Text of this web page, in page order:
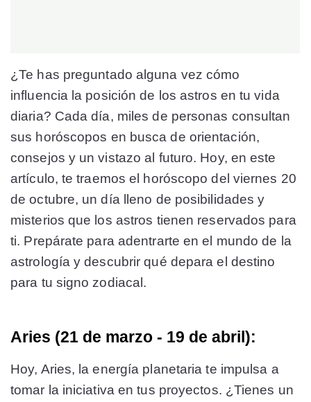
¿Te has preguntado alguna vez cómo
influencia la posición de los astros en tu vida
diaria? Cada día, miles de personas consultan
sus horóscopos en busca de orientación,
consejos y un vistazo al futuro. Hoy, en este
artículo, te traemos el horóscopo del viernes 20
de octubre, un día lleno de posibilidades y
misterios que los astros tienen reservados para
ti. Prepárate para adentrarte en el mundo de la
astrología y descubrir qué depara el destino
para tu signo zodiacal.
Aries (21 de marzo - 19 de abril):
Hoy, Aries, la energía planetaria te impulsa a
tomar la iniciativa en tus proyectos. ¿Tienes un